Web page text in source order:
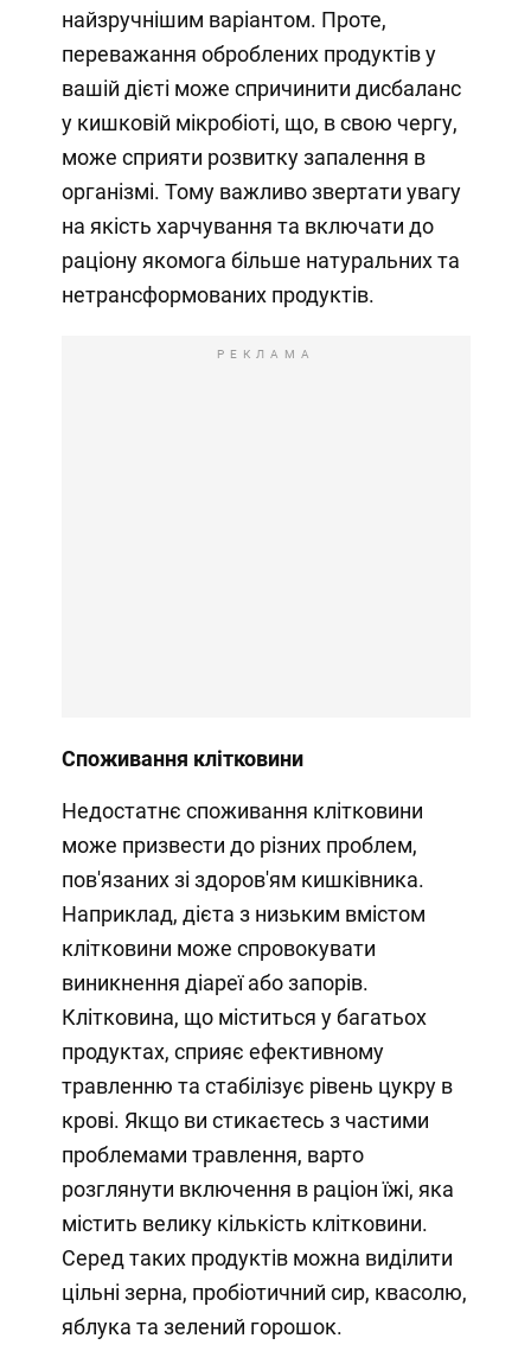
найзручнішим варіантом. Проте,
переважання оброблених продуктів у
вашій дієті може спричинити дисбаланс
у кишковій мікробіоті, що, в свою чергу,
може сприяти розвитку запалення в
організмі. Тому важливо звертати увагу
на якість харчування та включати до
раціону якомога більше натуральних та
нетрансформованих продуктів.
РЕКЛАМА
Споживання клітковини
Недостатнє споживання клітковини
може призвести до різних проблем,
пов'язаних зі здоров'ям кишківника.
Наприклад, дієта з низьким вмістом
клітковини може спровокувати
виникнення діареї або запорів.
Клітковина, що міститься у багатьох
продуктах, сприяє ефективному
травленню та стабілізує рівень цукру в
крові. Якщо ви стикаєтесь з частими
проблемами травлення, варто
розглянути включення в раціон їжі, яка
містить велику кількість клітковини.
Серед таких продуктів можна виділити
цільні зерна, пробіотичний сир, квасолю,
яблука та зелений горошок.